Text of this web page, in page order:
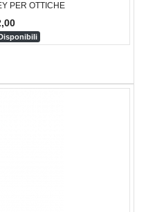
PER OTTICHE